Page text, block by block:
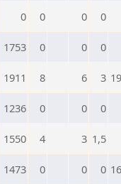
0 0 0 0
1753 0 0 0
1911 8 6 3
1236 0 0 0
1550 4 3 1,5
1473 0 0 0